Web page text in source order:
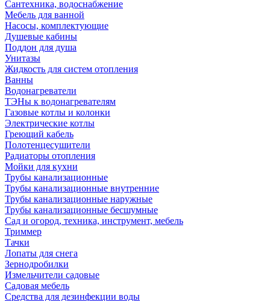
Сантехника, водоснабжение
Мебель для ванной
Насосы, комплектующие
Душевые кабины
Поддон для душа
Унитазы
Жидкость для систем отопления
Ванны
Водонагреватели
ТЭНы к водонагревателям
Газовые котлы и колонки
Электрические котлы
Греющий кабель
Полотенцесушители
Радиаторы отопления
Мойки для кухни
Трубы канализационные
Трубы канализационные внутренние
Трубы канализационные наружные
Трубы канализационные бесшумные
Сад и огород, техника, инструмент, мебель
Триммер
Тачки
Лопаты для снега
Зернодробилки
Измельчители садовые
Садовая мебель
Средства для дезинфекции воды